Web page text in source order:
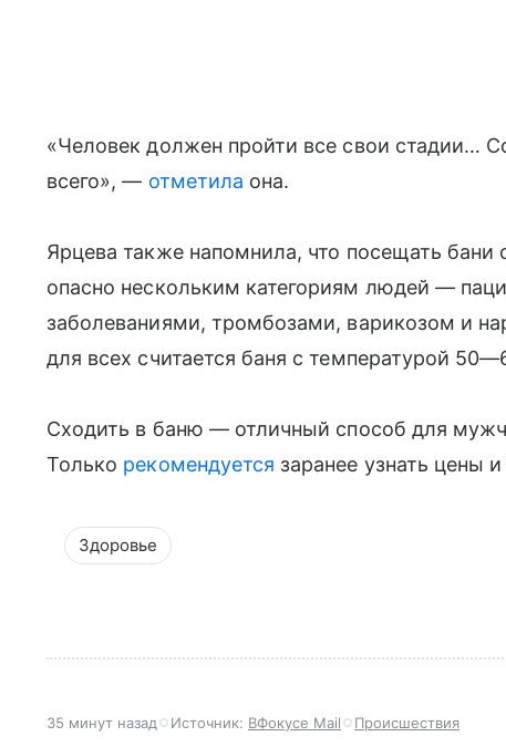
«Человек должен пройти все свои стадии…
всего», — отметила она.
Ярцева также напомнила, что посещать
опасно нескольким категориям людей —
заболеваниями, тромбозами, варикозом и
для всех считается баня с температурой
Сходить в баню — отличный способ для
Только рекомендуется заранее узнать цены
Здоровье
35 минут назад Источник: ВФокусе Mail Происшествия